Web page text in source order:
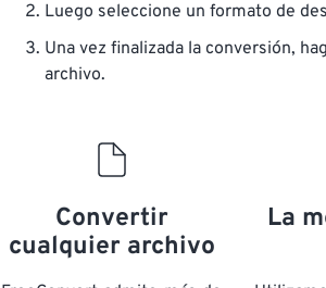
Luego seleccione un formato de
Una vez finalizada la conversión,
archivo.
Convertir
cualquier archivo
La